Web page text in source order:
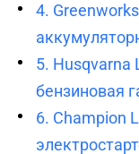
4.
5. Husqvarna
бензиновая
6. Champion